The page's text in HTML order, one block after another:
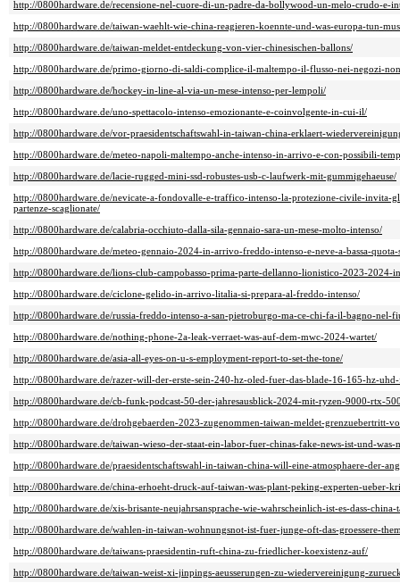
http://0800hardware.de/recensione-nel-cuore-di-un-padre-da-bollywood-un-melo-crudo-e-
http://0800hardware.de/taiwan-waehlt-wie-china-reagieren-koennte-und-was-europa-tun-
http://0800hardware.de/taiwan-meldet-entdeckung-von-vier-chinesischen-ballons/
http://0800hardware.de/primo-giorno-di-saldi-complice-il-maltempo-il-flusso-nei-negozi-
http://0800hardware.de/hockey-in-line-al-via-un-mese-intenso-per-lempoli/
http://0800hardware.de/uno-spettacolo-intenso-emozionante-e-coinvolgente-in-cui-il/
http://0800hardware.de/vor-praesidentschaftswahl-in-taiwan-china-erklaert-
http://0800hardware.de/meteo-napoli-maltempo-anche-intenso-in-arrivo-e-con-possibili-
http://0800hardware.de/lacie-rugged-mini-ssd-robustes-usb-c-laufwerk-mit-gummigehaeuse/
http://0800hardware.de/nevicate-a-fondovalle-e-traffico-intenso-la-protezione-civile-invita-
partenze-scaglionate/
http://0800hardware.de/calabria-occhiuto-dalla-sila-gennaio-sara-un-mese-molto-intenso/
http://0800hardware.de/meteo-gennaio-2024-in-arrivo-freddo-intenso-e-neve-a-bassa-
http://0800hardware.de/lions-club-campobasso-prima-parte-dellanno-lionistico-2023-2024-
http://0800hardware.de/ciclone-gelido-in-arrivo-litalia-si-prepara-al-freddo-intenso/
http://0800hardware.de/russia-freddo-intenso-a-san-pietroburgo-ma-ce-chi-fa-il-bagno-nel-
http://0800hardware.de/nothing-phone-2a-leak-verraet-was-auf-dem-mwc-2024-wartet/
http://0800hardware.de/asia-all-eyes-on-u-s-employment-report-to-set-the-tone/
http://0800hardware.de/razer-will-der-erste-sein-240-hz-oled-fuer-das-blade-16-165-hz-
http://0800hardware.de/cb-funk-podcast-50-der-jahresausblick-2024-mit-ryzen-9000-rtx-
http://0800hardware.de/drohgebaerden-2023-zugenommen-taiwan-meldet-grenzuebertritt-
http://0800hardware.de/taiwan-wieso-der-staat-ein-labor-fuer-chinas-fake-news-ist-und-was-
http://0800hardware.de/praesidentschaftswahl-in-taiwan-china-will-eine-atmosphaere-der-
http://0800hardware.de/china-erhoeht-druck-auf-taiwan-was-plant-peking-experten-ueber-
http://0800hardware.de/xis-brisante-neujahrsansprache-wie-wahrscheinlich-ist-es-dass-
http://0800hardware.de/wahlen-in-taiwan-wohnungsnot-ist-fuer-junge-oft-das-groessere-
http://0800hardware.de/taiwans-praesidentin-ruft-china-zu-friedlicher-koexistenz-auf/
http://0800hardware.de/taiwan-weist-xi-jinpings-aeusserungen-zu-wiedervereinigung-